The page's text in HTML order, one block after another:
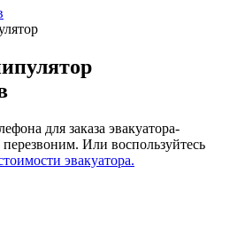
для заказа эвакуатора-
Или воспользуйтесь
эвакуатора.